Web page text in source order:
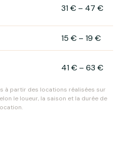
31 € – 47 €
15 € – 19 €
41 € – 63 €
à partir des locations réalisées sur
le loueur, la saison et la durée de